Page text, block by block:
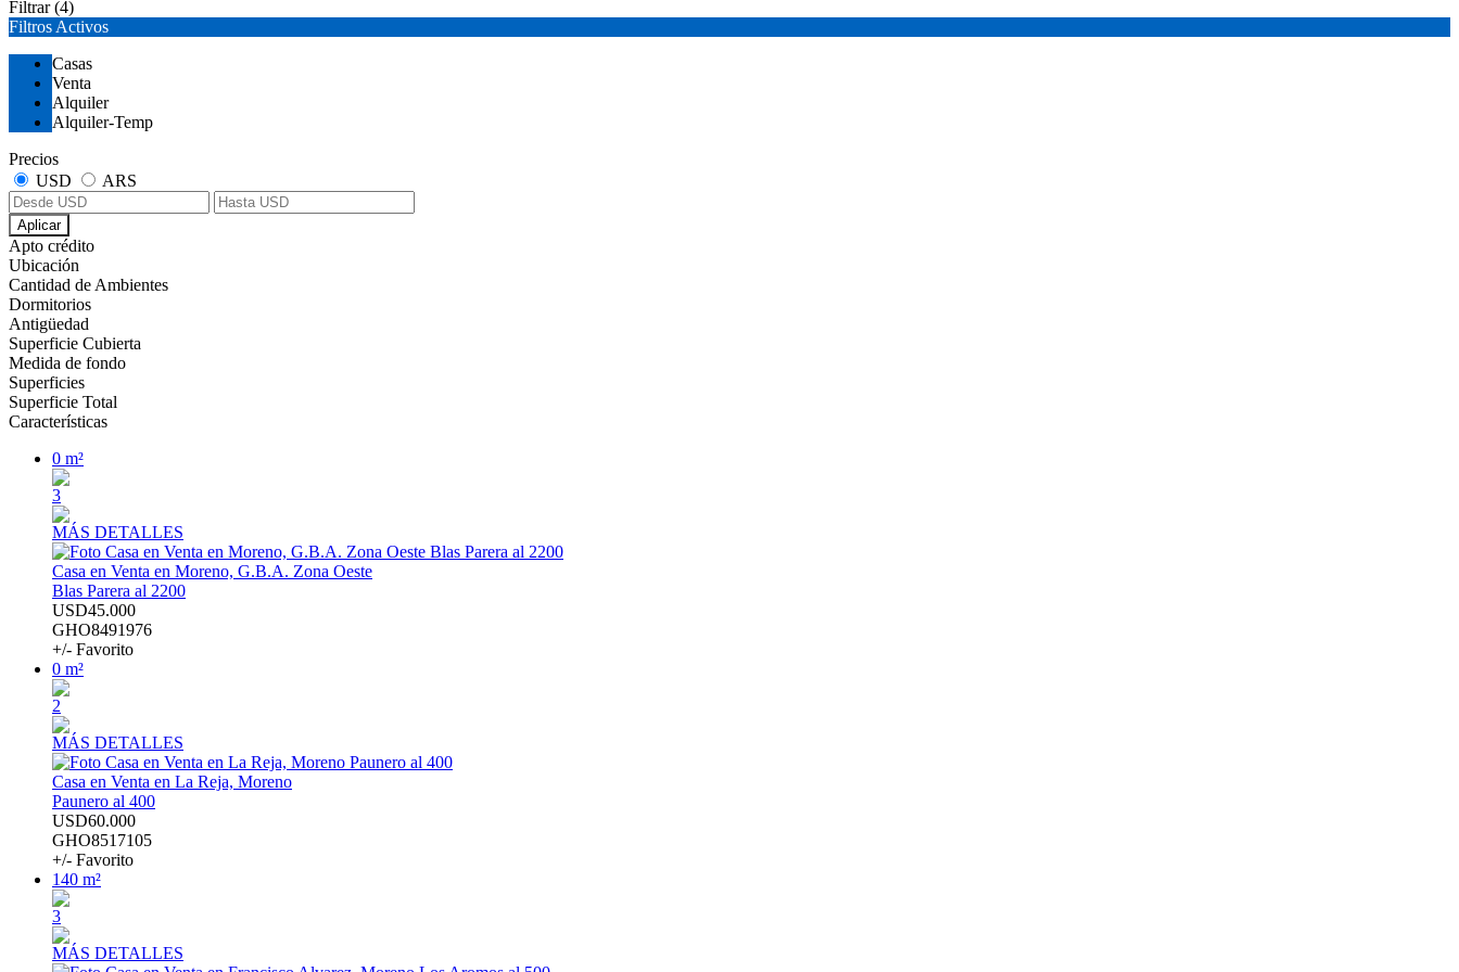
Filtrar (4)
Filtros Activos
Casas
Venta
Alquiler
Alquiler-Temp
Precios
USD
ARS
Aplicar
Apto crédito
Ubicación
Cantidad de Ambientes
Dormitorios
Antigüedad
Superficie Cubierta
Medida de fondo
Superficies
Superficie Total
Características
0 m²
3
MÁS DETALLES
Casa en Venta en Moreno, G.B.A. Zona Oeste
Blas Parera al 2200
USD45.000
GHO8491976
+/- Favorito
0 m²
2
MÁS DETALLES
Casa en Venta en La Reja, Moreno
Paunero al 400
USD60.000
GHO8517105
+/- Favorito
140 m²
3
MÁS DETALLES